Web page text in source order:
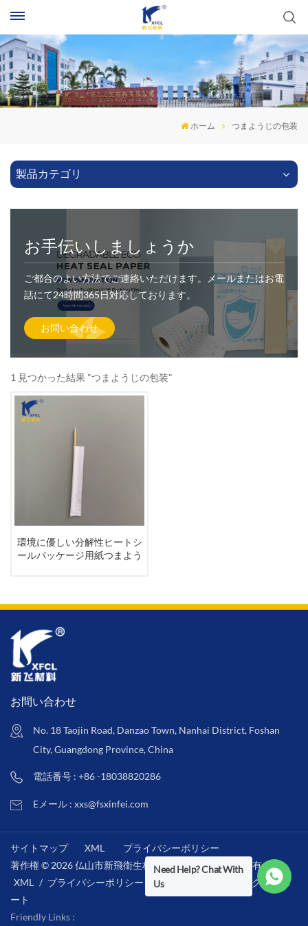
ホーム つまようじの包装
製品カテゴリ
お手伝いしましょうか
ご都合のよい方法でご連絡いただけます。メールまたはお電
話にて24時間365日対応しております。
お問い合わせ
1 見つかった結果 "つまようじの包装"
環境に優しい分解性ヒートシ
ールパッケージ用紙つまよう
お問い合わせ
No. 18 Taojin Road, Danzao Town, Nanhai District, Foshan
City, Guangdong Province, China
電話番号 : +86 -18038820286
Eメール : xxs@fsxinfei.com
サイトマップ XML
プライバシーポリシー
著作権 © 2026 仏山市新飛衛生材料株式会社 .全著作権所有 . /
XML / プライバシーポリシー /
IPv6ネットワークをサポ
ート
Friendly Links :
Need Help? Chat With
Us